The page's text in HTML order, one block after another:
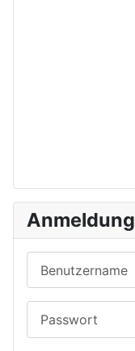
Anmeldung